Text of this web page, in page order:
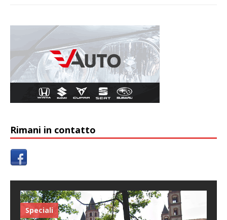
Rimani in contatto
Speciali